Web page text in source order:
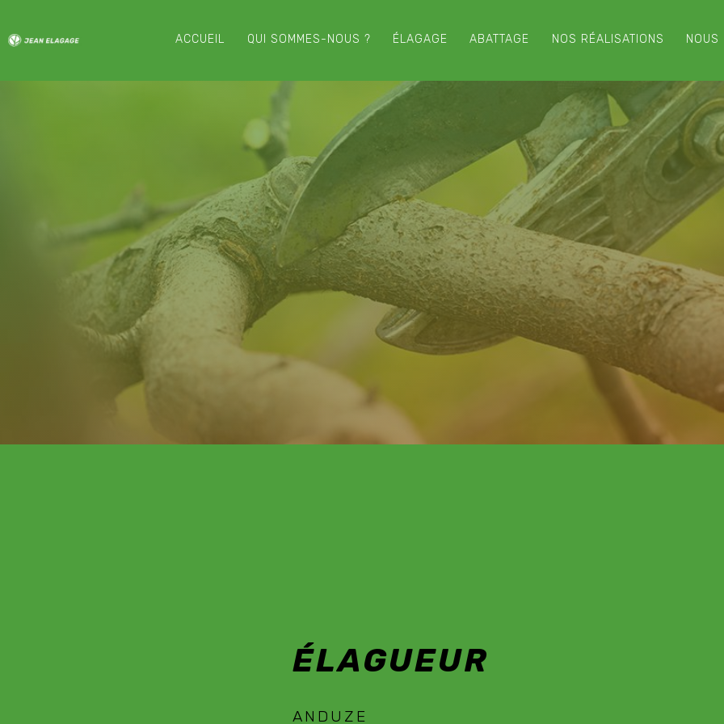
ACCUEIL QUI SOMMES-NOUS ? ÉLAGAGE ABATTAGE NOS RÉALISATIONS NOUS
ÉLAGUEUR
ANDUZE